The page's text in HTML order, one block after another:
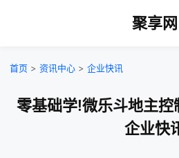
聚享网
首页 > 资讯中心 > 企业快讯
零基础学!微乐斗地主控
企业快